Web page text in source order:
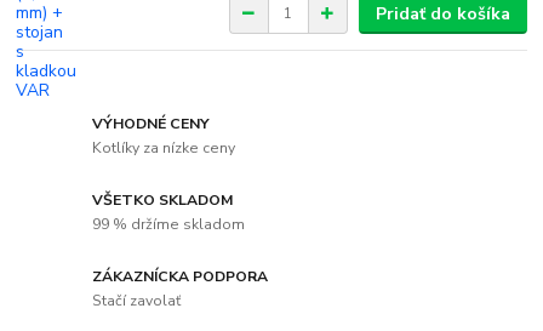
Pridať do košíka
VÝHODNÉ CENY
Kotlíky za nízke ceny
VŠETKO SKLADOM
99 % držíme skladom
ZÁKAZNÍCKA PODPORA
Stačí zavolať